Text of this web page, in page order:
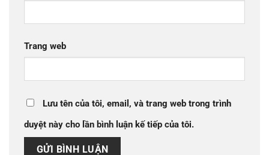
Trang web
Lưu tên của tôi, email, và trang web trong trình
duyệt này cho lần bình luận kế tiếp của tôi.